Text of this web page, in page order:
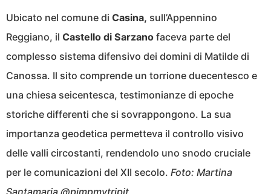
Ubicato nel comune di Casina, sull’Appennino
Reggiano, il Castello di Sarzano faceva parte del
complesso sistema difensivo dei domini di Matilde di
Canossa. Il sito comprende un torrione duecentesco e
una chiesa seicentesca, testimonianze di epoche
storiche differenti che si sovrappongono. La sua
importanza geodetica permetteva il controllo visivo
delle valli circostanti, rendendolo uno snodo cruciale
per le comunicazioni del XII secolo. Foto: Martina
Santamaria @pimpmytripit